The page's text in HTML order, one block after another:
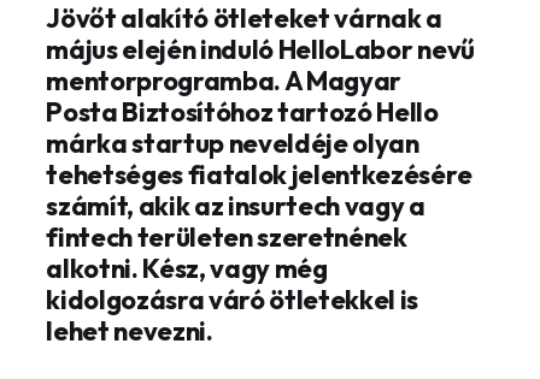
Jövőt alakító ötleteket várnak a
május elején induló HelloLabor nevű
mentorprogramba. A Magyar
Posta Biztosítóhoz tartozó Hello
márka startup neveldéje olyan
tehetséges fiatalok jelentkezésére
számít, akik az insurtech vagy a
fintech területen szeretnének
alkotni. Kész, vagy még
kidolgozásra váró ötletekkel is
lehet nevezni.